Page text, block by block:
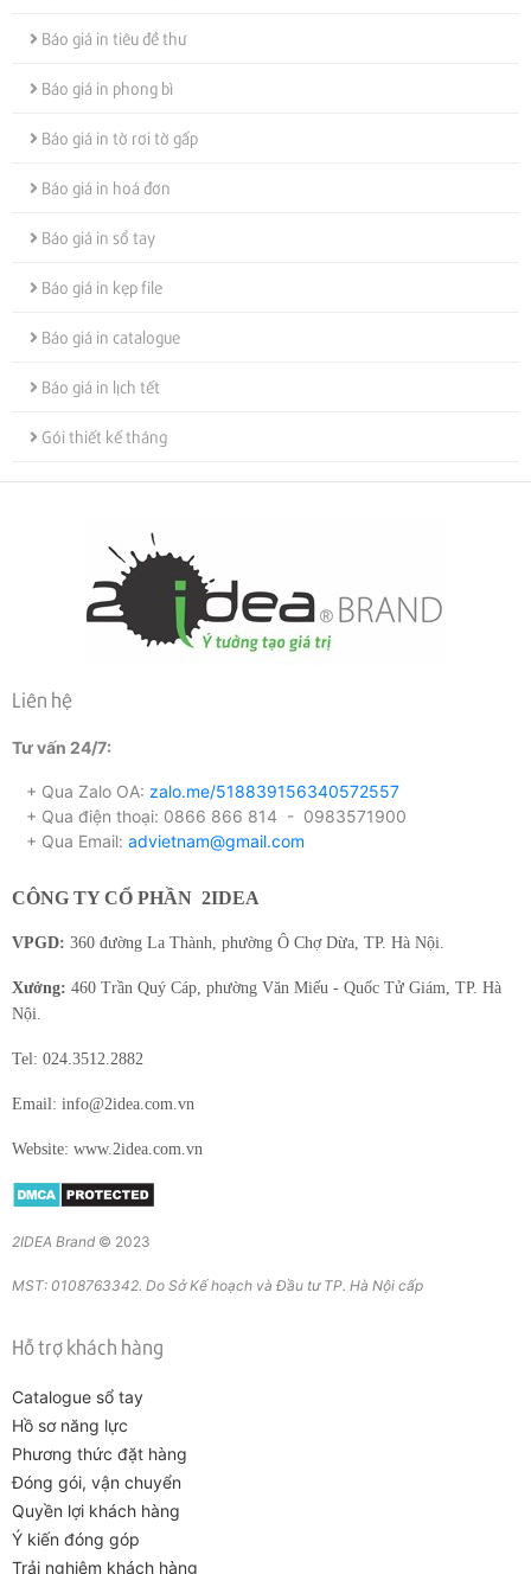
Báo giá in tiêu đề thư
Báo giá in phong bì
Báo giá in tờ rơi tờ gấp
Báo giá in hoá đơn
Báo giá in sổ tay
Báo giá in kẹp file
Báo giá in catalogue
Báo giá in lịch tết
Gói thiết kế tháng
Liên hệ
Tư vấn 24/7:
+ Qua Zalo OA: zalo.me/518839156340572557
+ Qua điện thoại: 0866 866 814 - 0983571900
+ Qua Email: advietnam@gmail.com
CÔNG TY CỔ PHẦN 2IDEA
VPGD: 360 đường La Thành, phường Ô Chợ Dừa, TP. Hà Nội.
Xưởng: 460 Trần Quý Cáp, phường Văn Miếu - Quốc Tử Giám, TP. Hà
Nội.
Tel: 024.3512.2882
Email: info@2idea.com.vn
Website: www.2idea.com.vn
2IDEA Brand © 2023
MST: 0108763342. Do Sở Kế hoạch và Đầu tư TP. Hà Nội cấp
Hỗ trợ khách hàng
Catalogue sổ tay
Hồ sơ năng lực
Phương thức đặt hàng
Đóng gói, vận chuyển
Quyền lợi khách hàng
Ý kiến đóng góp
Trải nghiệm khách hàng